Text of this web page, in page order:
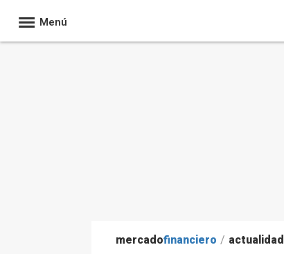
Menú
mercadofinanciero / actualidad